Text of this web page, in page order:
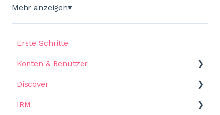
Mehr anzeigen▼
Erste Schritte
Konten & Benutzer
Einstellungen
Discover
Starten
IRM